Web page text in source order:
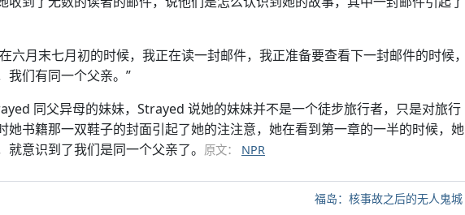
六月末七月初的时候，我正在读一封邮件，我正准备要查看下一封邮件的时候，
我们有同一个父亲。”
同父异母的妹妹，Strayed 说她的妹妹并不是一个徒步旅行者，只是对旅行
她书籍那一双鞋子的封面引起了她的注注意，她在看到第一章的一半的时候，她
就意识到了我们是同一个父亲了。 原文： NPR
福岛：核事故之后的无人鬼城